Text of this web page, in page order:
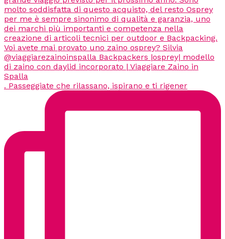
. Passeggiate che rilassano, ispirano e ti rigener